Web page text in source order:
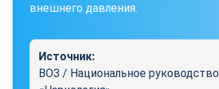
внешнего давления.
Источник:
ВОЗ / Национальное руководство